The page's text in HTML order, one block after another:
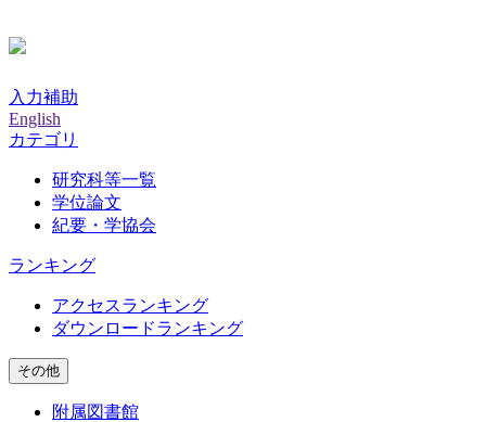
入力補助
English
カテゴリ
研究科等一覧
学位論文
紀要・学協会
ランキング
アクセスランキング
ダウンロードランキング
その他
附属図書館